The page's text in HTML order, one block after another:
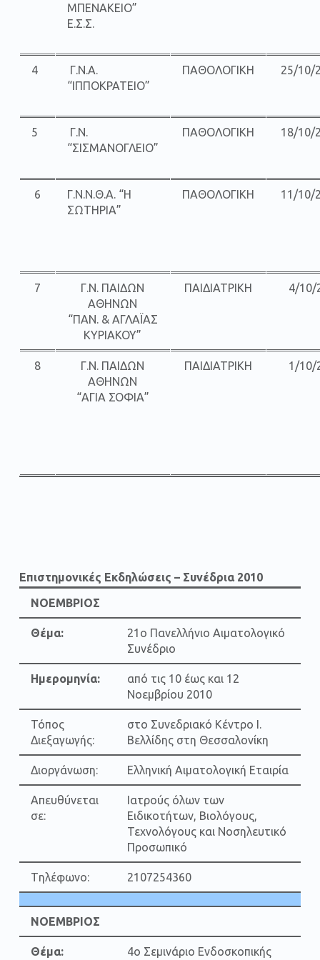
ΜΠΕΝΑΚΕΙΟ”
Ε.Σ.Σ.
4
Γ.Ν.Α.
“ΙΠΠΟΚΡΑΤΕΙΟ”
ΠΑΘΟΛΟΓΙΚΗ 25/10/
5
Γ.Ν.
“ΣΙΣΜΑΝΟΓΛΕΙΟ”
ΠΑΘΟΛΟΓΙΚΗ 18/10/
6
Γ.Ν.Ν.Θ.Α. “Η
ΣΩΤΗΡΙΑ”
ΠΑΘΟΛΟΓΙΚΗ 11/10/
7
Γ.Ν. ΠΑΙΔΩΝ
ΑΘΗΝΩΝ
“ΠΑΝ. & ΑΓΛΑΪΑΣ
ΚΥΡΙΑΚΟΥ”
ΠΑΙΔΙΑΤΡΙΚΗ 4/10/
8
Γ.Ν. ΠΑΙΔΩΝ
ΑΘΗΝΩΝ
“ΑΓΙΑ ΣΟΦΙΑ”
ΠΑΙΔΙΑΤΡΙΚΗ 1/10/
Επιστημονικές Εκδηλώσεις – Συνέδρια 2010
ΝΟΕΜΒΡΙΟΣ
Θέμα:
21ο Πανελλήνιο Αιματολογικό
Συνέδριο
Ημερομηνία:
από τις 10 έως και 12
Νοεμβρίου 2010
Τόπος
Διεξαγωγής:
στο Συνεδριακό Κέντρο Ι.
Βελλίδης στη Θεσσαλονίκη
Διοργάνωση: Ελληνική Αιματολογική Εταιρία
Απευθύνεται
σε:
Ιατρούς όλων των
Ειδικοτήτων, Βιολόγους,
Τεχνολόγους και Νοσηλευτικό
Προσωπικό
Tηλέφωνο: 2107254360
ΝΟΕΜΒΡΙΟΣ
Θέμα:
4ο Σεμινάριο Ενδοσκοπικής